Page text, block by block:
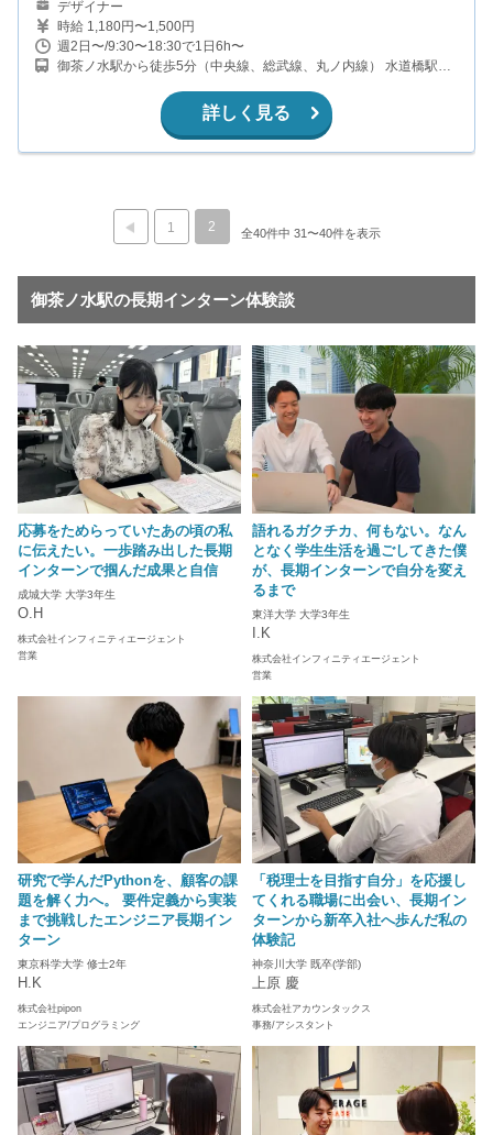
デザイナー
時給 1,180円〜1,500円
週2日〜/9:30〜18:30で1日6h〜
御茶ノ水駅から徒歩5分（中央線、総武線、丸ノ内線） 水道橋駅か
（半蔵門線、都営新宿線、三田線） 新御茶ノ水駅から徒歩7分（千
詳しく見る
1 2 全40件中 31〜40件を表示
御茶ノ水駅の長期インターン体験談
応募をためらっていたあの頃の私
に伝えたい。一歩踏み出した長期
インターンで掴んだ成果と自信
成城大学 大学3年生
O.H
株式会社インフィニティエージェント
営業
語れるガクチカ、何もない。なん
となく学生生活を過ごしてきた僕
が、長期インターンで自分を変え
るまで
東洋大学 大学3年生
I.K
株式会社インフィニティエージェント
営業
研究で学んだPythonを、顧客の課
題を解く力へ。 要件定義から実装
まで挑戦したエンジニア長期イン
ターン
東京科学大学 修士2年
H.K
株式会社pipon
エンジニア/プログラミング
「税理士を目指す自分」を応援し
てくれる職場に出会い、長期イン
ターンから新卒入社へ歩んだ私の
体験記
神奈川大学 既卒(学部)
上原 慶
株式会社アカウンタックス
事務/アシスタント